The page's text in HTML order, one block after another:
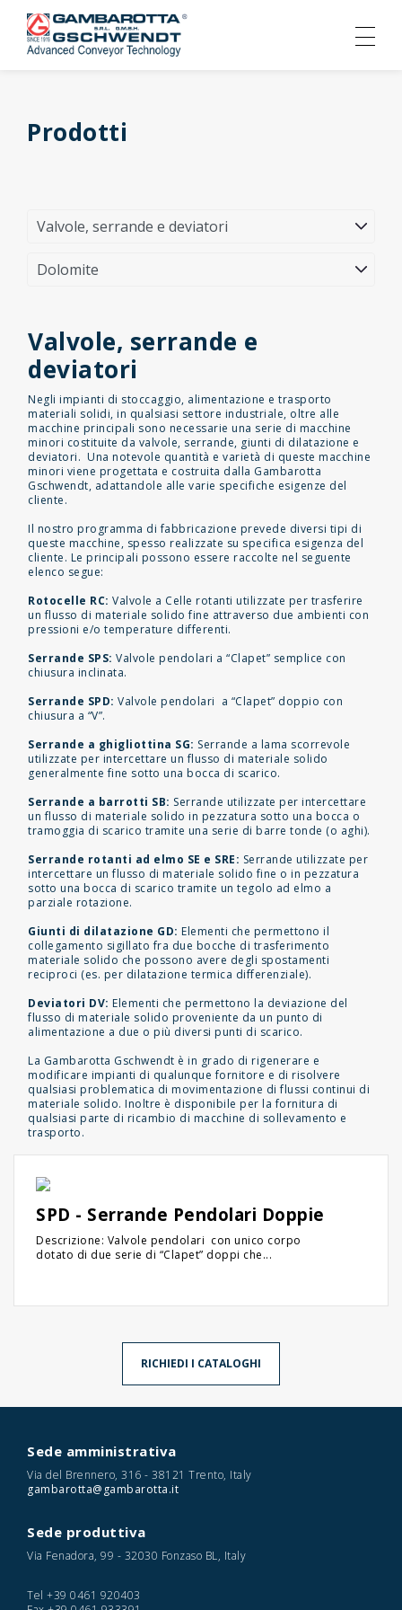
Prodotti
Valvole, serrande e
deviatori
Negli impianti di stoccaggio, alimentazione e trasporto
materiali solidi, in qualsiasi settore industriale, oltre alle
macchine principali sono necessarie una serie di macchine
minori costituite da valvole, serrande, giunti di dilatazione e
deviatori. Una notevole quantità e varietà di queste macchine
minori viene progettata e costruita dalla Gambarotta
Gschwendt, adattandole alle varie specifiche esigenze del
cliente.
Il nostro programma di fabbricazione prevede diversi tipi di
queste macchine, spesso realizzate su specifica esigenza del
cliente. Le principali possono essere raccolte nel seguente
elenco segue:
Rotocelle RC: Valvole a Celle rotanti utilizzate per trasferire
un flusso di materiale solido fine attraverso due ambienti con
pressioni e/o temperature differenti.
Serrande SPS: Valvole pendolari a “Clapet” semplice con
chiusura inclinata.
Serrande SPD: Valvole pendolari a “Clapet” doppio con
chiusura a “V”.
Serrande a ghigliottina SG: Serrande a lama scorrevole
utilizzate per intercettare un flusso di materiale solido
generalmente fine sotto una bocca di scarico.
Serrande a barrotti SB: Serrande utilizzate per intercettare
un flusso di materiale solido in pezzatura sotto una bocca o
tramoggia di scarico tramite una serie di barre tonde (o aghi).
Serrande rotanti ad elmo SE e SRE: Serrande utilizzate per
intercettare un flusso di materiale solido fine o in pezzatura
sotto una bocca di scarico tramite un tegolo ad elmo a
parziale rotazione.
Giunti di dilatazione GD: Elementi che permettono il
collegamento sigillato fra due bocche di trasferimento
materiale solido che possono avere degli spostamenti
reciproci (es. per dilatazione termica differenziale).
Deviatori DV: Elementi che permettono la deviazione del
flusso di materiale solido proveniente da un punto di
alimentazione a due o più diversi punti di scarico.
La Gambarotta Gschwendt è in grado di rigenerare e
modificare impianti di qualunque fornitore e di risolvere
qualsiasi problematica di movimentazione di flussi continui di
materiale solido. Inoltre è disponibile per la fornitura di
qualsiasi parte di ricambio di macchine di sollevamento e
trasporto.
SPD - Serrande Pendolari Doppie
Descrizione: Valvole pendolari con unico corpo
dotato di due serie di “Clapet” doppi che...
RICHIEDI I CATALOGHI
Sede amministrativa
Via del Brennero, 316 - 38121 Trento, Italy
gambarotta@gambarotta.it
Sede produttiva
Via Fenadora, 99 - 32030 Fonzaso BL, Italy
Tel +39 0461 920403